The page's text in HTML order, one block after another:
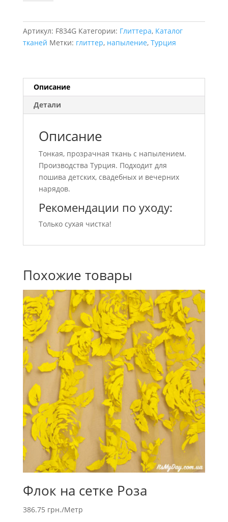
Артикул: F834G Категории: Глиттера, Каталог
тканей Метки: глиттер, напыление, Турция
Описание
Детали
Описание
Тонкая, прозрачная ткань с напылением.
Производства Турция. Подходит для
пошива детских, свадебных и вечерних
нарядов.
Рекомендации по уходу:
Только сухая чистка!
Похожие товары
Флок на сетке Роза
386.75 грн./Метр